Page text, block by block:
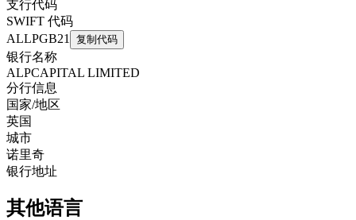
支行代码
SWIFT 代码
ALLPGB21
复制代码
银行名称
ALPCAPITAL LIMITED
分行信息
国家/地区
英国
城市
诺里奇
银行地址
其他语言